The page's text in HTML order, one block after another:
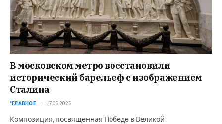
В московском метро восстановили
исторический барельеф с изображением
Сталина
*ГЛАВНОЕ 17.05.2025
Композиция, посвященная Победе в Великой